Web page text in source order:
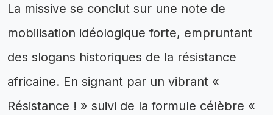
La missive se conclut sur une note de
mobilisation idéologique forte, empruntant
des slogans historiques de la résistance
africaine. En signant par un vibrant «
Résistance ! » suivi de la formule célèbre «